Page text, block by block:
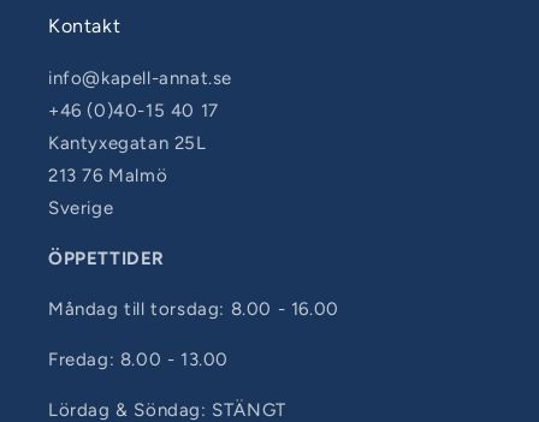
Kontakt
info@kapell-annat.se
+46 (0)40-15 40 17
Kantyxegatan 25L
213 76 Malmö
Sverige
ÖPPETTIDER
Måndag till torsdag: 8.00 - 16.00
Fredag: 8.00 - 13.00
Lördag & Söndag: STÄNGT